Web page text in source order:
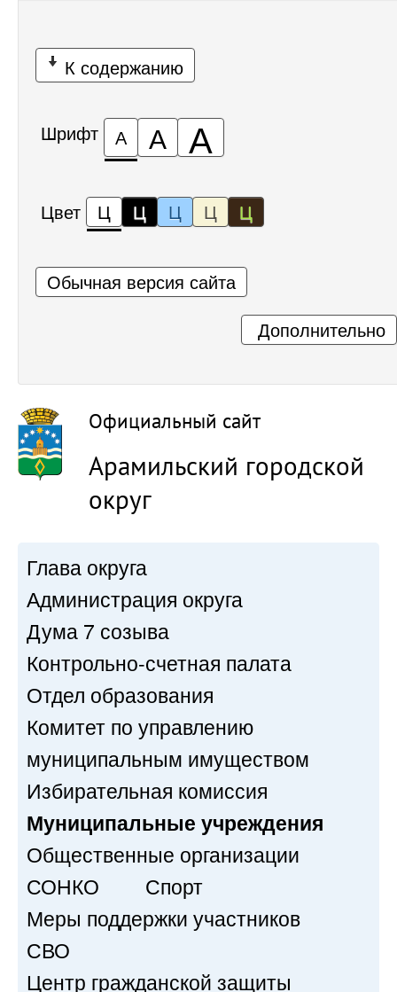
К содержанию
Шрифт А А А
Цвет Ц Ц Ц Ц Ц
Обычная версия сайта
Дополнительно
Официальный сайт
Арамильский городской
округ
Глава округа
Администрация округа
Дума 7 созыва
Контрольно-счетная палата
Отдел образования
Комитет по управлению
муниципальным имуществом
Избирательная комиссия
Муниципальные учреждения
Общественные организации
СОНКО
Спорт
Меры поддержки участников
СВО
Центр гражданской защиты